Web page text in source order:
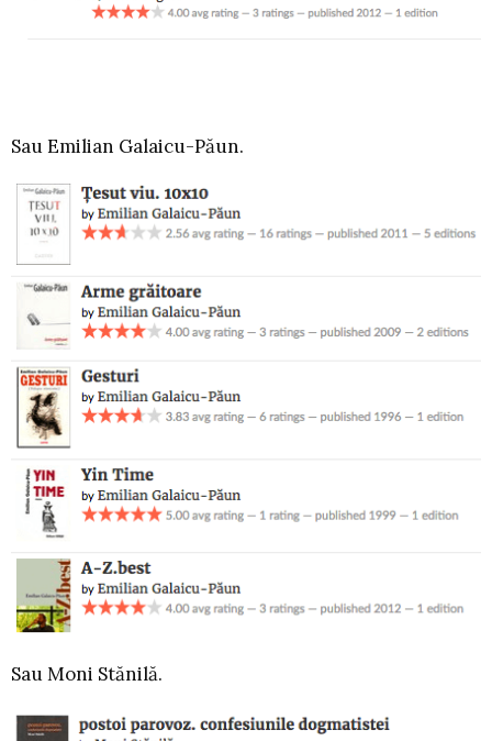
Sau Emilian Galaicu-Păun.
Sau Moni Stănilă.